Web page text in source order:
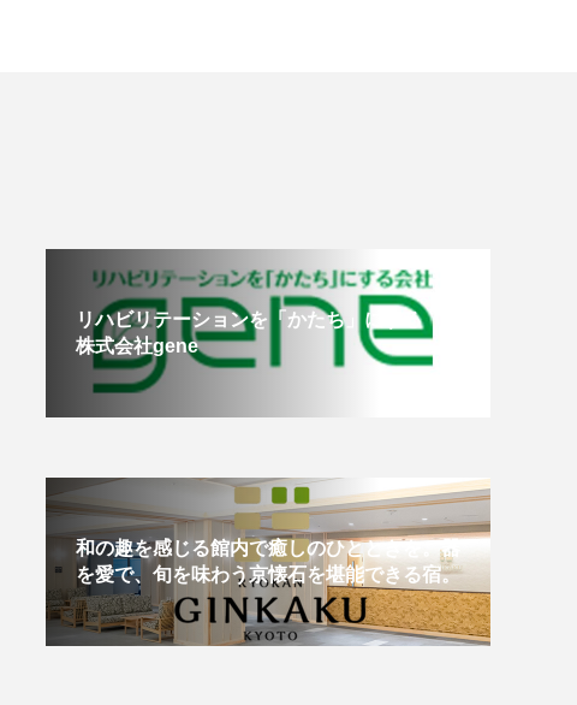
リハビリテーションを「かたち」にする
株式会社gene
和の趣を感じる館内で癒しのひとときを。器
を愛で、旬を味わう京懐石を堪能できる宿。